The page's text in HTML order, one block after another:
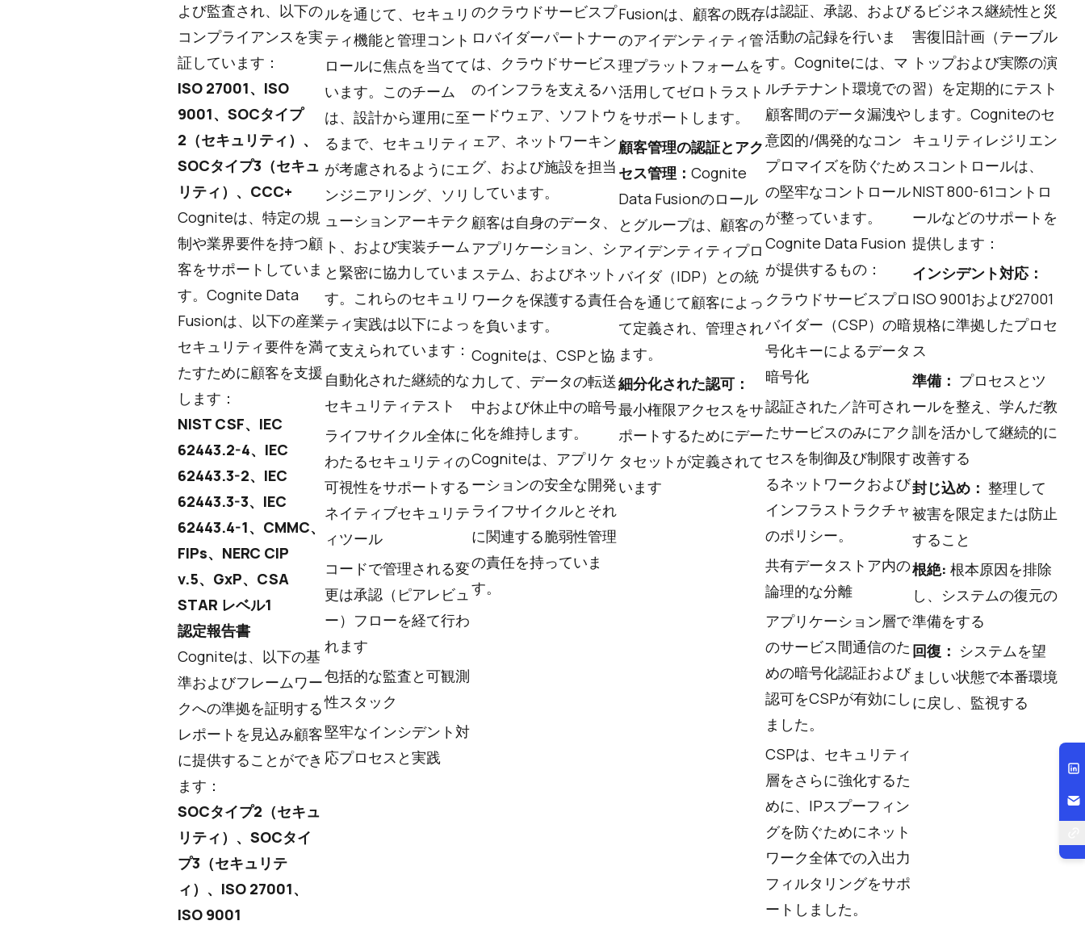
よび監査され、以下の
コンプライアンスを実
証しています：
ISO 27001、ISO
9001、SOCタイプ
2（セキュリティ）、
SOCタイプ3（セキュ
リティ）、CCC+
Cogniteは、特定の規
制や業界要件を持つ顧
客をサポートしていま
す。Cognite Data
Fusionは、以下の産業
セキュリティ要件を満
たすために顧客を支援
します：
NIST CSF、IEC
62443.2-4、IEC
62443.3-2、IEC
62443.3-3、IEC
62443.4-1、CMMC、
FIPs、NERC CIP
v.5、GxP、CSA
STAR レベル1
認定報告書
Cogniteは、以下の基
準およびフレームワー
クへの準拠を証明する
レポートを見込み顧客
に提供することができ
ます：
SOCタイプ2（セキュ
リティ）、SOCタイ
プ3（セキュリテ
ィ）、ISO 27001、
ISO 9001
ルを通じて、セキュリ
ティ機能と管理コント
ロールに焦点を当てて
います。このチーム
は、設計から運用に至
るまで、セキュリティ
が考慮されるようにエ
ンジニアリング、ソリ
ューションアーキテク
ト、および実装チーム
と緊密に協力していま
す。これらのセキュリ
ティ実践は以下によっ
て支えられています：
自動化された継続的な
セキュリティテスト
ライフサイクル全体に
わたるセキュリティの
可視性をサポートする
ネイティブセキュリテ
ィツール
コードで管理される変
更は承認（ピアレビュ
ー）フローを経て行わ
れます
包括的な監査と可観測
性スタック
堅牢なインシデント対
応プロセスと実践
のクラウドサービスプ
ロバイダーパートナー
は、クラウドサービス
のインフラを支えるハ
ードウェア、ソフトウ
ェア、ネットワーキン
グ、および施設を担当
しています。
顧客は自身のデータ、
アプリケーション、シ
ステム、およびネット
ワークを保護する責任
を負います。
Cogniteは、CSPと協
力して、データの転送
中および休止中の暗号
化を維持します。
Cogniteは、アプリケ
ーションの安全な開発
ライフサイクルとそれ
に関連する脆弱性管理
の責任を持っていま
す。
Fusionは、顧客の既存
のアイデンティティ管
理プラットフォームを
活用してゼロトラスト
をサポートします。
顧客管理の認証とアク
セス管理： Cognite
Data Fusionのロール
とグループは、顧客の
アイデンティティプロ
バイダ（IDP）との統
合を通じて顧客によっ
て定義され、管理され
ます。
細分化された認可：
最小権限アクセスをサ
ポートするためにデー
タセットが定義されて
います
は認証、承認、および
活動の記録を行いま
す。Cogniteには、マ
ルチテナント環境での
顧客間のデータ漏洩や
意図的/偶発的なコン
プロマイズを防ぐため
の堅牢なコントロール
が整っています。
Cognite Data Fusion
が提供するもの：
クラウドサービスプロ
バイダー（CSP）の暗
号化キーによるデータ
暗号化
認証された／許可され
たサービスのみにアク
セスを制御及び制限す
るネットワークおよび
インフラストラクチャ
のポリシー。
共有データストア内の
論理的な分離
アプリケーション層で
のサービス間通信のた
めの暗号化認証および
認可をCSPが有効にし
ました。
CSPは、セキュリティ
層をさらに強化するた
めに、IPスプーフィン
グを防ぐためにネット
ワーク全体での入出力
フィルタリングをサポ
ートしました。
るビジネス継続性と災
害復旧計画（テーブル
トップおよび実際の演
習）を定期的にテスト
します。Cogniteのセ
キュリティレジリエン
スコントロールは、
NIST 800-61コントロ
ールなどのサポートを
提供します：
インシデント対応：
ISO 9001および27001
規格に準拠したプロセ
ス
準備： プロセスとツ
ールを整え、学んだ教
訓を活かして継続的に
改善する
封じ込め： 整理して
被害を限定または防止
すること
根絶: 根本原因を排除
し、システムの復元の
準備をする
回復： システムを望
ましい状態で本番環境
に戻し、監視する